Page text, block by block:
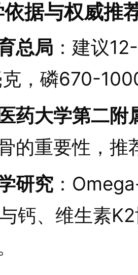
依据与权威推
总局 ：建议
，磷670-
药大学第二附
的重要性，推
研究 ：
钙、维生素